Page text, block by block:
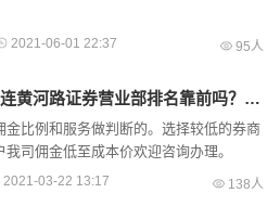
2021-06-01 22:37 95人
请问，中银国际证券大连黄河路证券营业部排名靠前吗？是大营业部吗
金比例和服务做判断的。选择较低的券商
司佣金低至成本价欢迎咨询办理。
2021-03-22 13:17 138人